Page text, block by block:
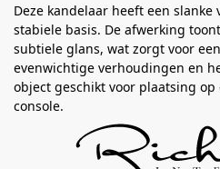
Deze kandelaar heeft een slanke
stabiele basis. De afwerking
subtiele glans, wat zorgt voor
evenwichtige verhoudingen en
object geschikt voor plaatsing
console.